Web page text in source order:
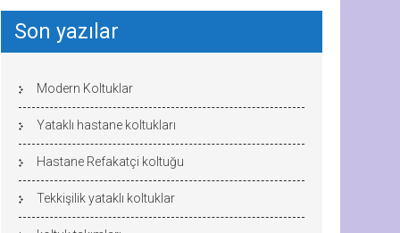
Son yazılar
Modern Koltuklar
Yataklı hastane koltukları
Hastane Refakatçi koltuğu
Tekkişilik yataklı koltuklar